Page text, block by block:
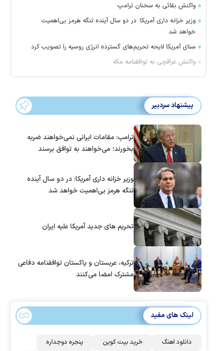
واکنش بقائی به سخنان ترامپ
وزیر خزانه داری آمریکا: در دو سال آینده تنگه هرمز بی‌اهمیت
خواهد شد
سنای آمریکا لایحه تحریم‌های گسترده انرژی روسیه را تصویب کرد
واکنش عراقچی به توافقنامه مکه
پیشنهاد سردبیر
ترامپ: مقامات ایرانی نمی‌خواهند ضربه
بخورند؛ می‌خواهند به توافق برسند
وزیر خزانه داری آمریکا: در دو سال آینده
تنگه هرمز بی‌اهمیت خواهد شد
تحریم های جدید آمریکا علیه ایران
ترکیه، عربستان و پاکستان توافقنامه دفاعی
مشترک امضا می‌کنند
لینک های مفید
دانلود اهنگ خرید بیت کوین
پنجره دوجداره